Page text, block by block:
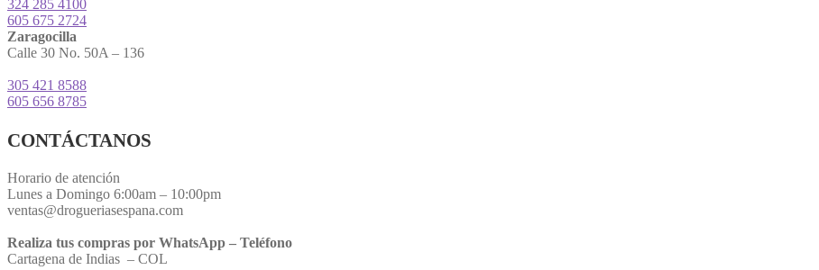
324 285 4100
605 675 2724
Zaragocilla
Calle 30 No. 50A – 136
305 421 8588
605 656 8785
CONTÁCTANOS
Horario de atención
Lunes a Domingo 6:00am – 10:00pm
ventas@drogueriasespana.com
Realiza tus compras por WhatsApp – Teléfono
Cartagena de Indias – COL